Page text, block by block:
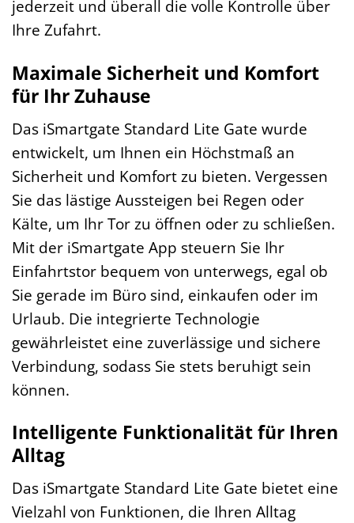
jederzeit und überall die volle Kontrolle über
Ihre Zufahrt.
Maximale Sicherheit und Komfort
für Ihr Zuhause
Das iSmartgate Standard Lite Gate wurde
entwickelt, um Ihnen ein Höchstmaß an
Sicherheit und Komfort zu bieten. Vergessen
Sie das lästige Aussteigen bei Regen oder
Kälte, um Ihr Tor zu öffnen oder zu schließen.
Mit der iSmartgate App steuern Sie Ihr
Einfahrtstor bequem von unterwegs, egal ob
Sie gerade im Büro sind, einkaufen oder im
Urlaub. Die integrierte Technologie
gewährleistet eine zuverlässige und sichere
Verbindung, sodass Sie stets beruhigt sein
können.
Intelligente Funktionalität für Ihren
Alltag
Das iSmartgate Standard Lite Gate bietet eine
Vielzahl von Funktionen, die Ihren Alltag